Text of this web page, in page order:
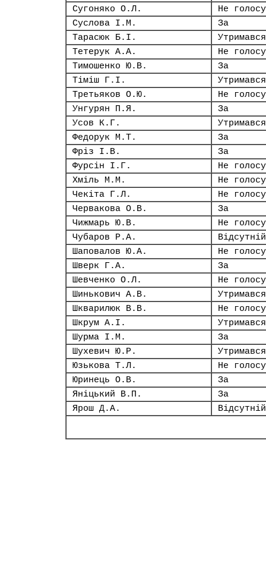
Сугоняко О.Л.
Не
Суслова І.М.
За
Тарасюк Б.І.
Утримався
Тетерук А.А.
Не
Тимошенко Ю.В.
За
Тіміш Г.І.
Утримався
Третьяков О.Ю.
Не
Унгурян П.Я.
За
Усов К.Г.
Утримався
Федорук М.Т.
За
Фріз І.В.
За
Фурсін І.Г.
Не
Хміль М.М.
Не
Чекіта Г.Л.
Не
Червакова О.В.
За
Чижмарь Ю.В.
Не
Чубаров Р.А.
Відсутній
Шаповалов Ю.А.
Не
Шверк Г.А.
За
Шевченко О.Л.
Не
Шинькович А.В.
Утримався
Шкварилюк В.В.
Не
Шкрум А.І.
Утримався
Шурма І.М.
За
Шухевич Ю.Р.
Утримався
Юзькова Т.Л.
Не
Юринець О.В.
За
Яніцький В.П.
За
Ярош Д.А.
Відсутній